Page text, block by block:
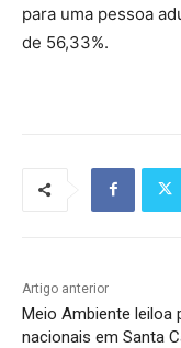
para uma pessoa
de 56,33%.
Artigo anterior
Meio Ambiente leiloa
nacionais em Santa